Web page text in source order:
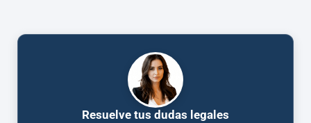
Resuelve tus dudas legales